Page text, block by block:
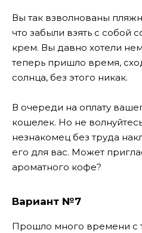
Вы так взволнованы
что забыли взять с собой
крем. Вы давно хотели
теперь пришло время,
солнца, без этого никак.
В очереди на оплату
кошелек. Но не
незнакомец без труда
его для вас. Может
ароматного кофе?
Вариант №7
Прошло много времени с